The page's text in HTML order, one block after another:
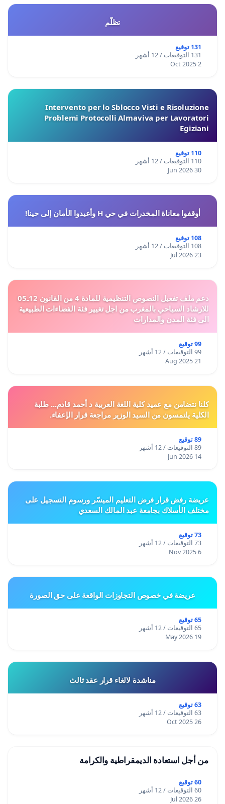
تظلّم
131 توقيع
131 التوقيعات / 12 أشهر
2 Oct 2025
Intervento per lo Sblocco Visti e Risoluzione
Problemi Protocolli Almaviva per Lavoratori
Egiziani
110 توقيع
110 التوقيعات / 12 أشهر
30 Jun 2026
أوقفوا معاناة المخدرات في حي H وأعيدوا الأمان إلى حينا!
108 توقيع
108 التوقيعات / 12 أشهر
23 Jul 2026
دعم ملف تفعيل النصوص التنظيمية للمادة 4 من القانون 12ـ05
للارشاد السياحي بالمغرب من اجل تغيير فئة الفضاءات الطبيعية
الى فئة المدن والمدارات
99 توقيع
99 التوقيعات / 12 أشهر
21 Aug 2025
كلنا نتضامن مع عميد كلية اللغة العربية د أحمد قادم... طلبة
الكلية يلتمسون من السيد الوزير مراجعة قرار الإعفاء.
89 توقيع
89 التوقيعات / 12 أشهر
14 Jun 2026
عريضة رفض قرار فرض التعليم الميسّر ورسوم التسجيل على
مختلف الأسلاك بجامعة عبد المالك السعدي
73 توقيع
73 التوقيعات / 12 أشهر
6 Nov 2025
عريضة في خصوص التجاوزات الواقعة على حق الصورة
65 توقيع
65 التوقيعات / 12 أشهر
19 May 2026
مناشدة لالغاء قرار عقد ثالث
63 توقيع
63 التوقيعات / 12 أشهر
26 Oct 2025
من أجل استعادة الديمقراطية والكرامة
60 توقيع
60 التوقيعات / 12 أشهر
26 Jul 2026